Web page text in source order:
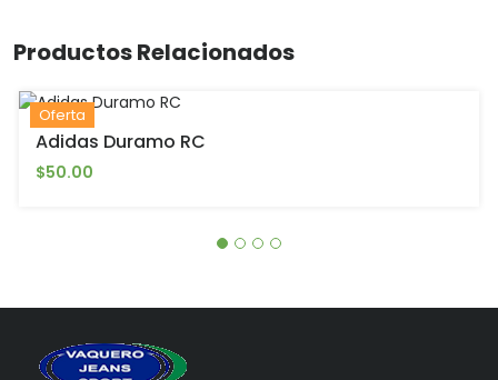
Productos Relacionados
Oferta
Adidas Duramo RC
$50.00